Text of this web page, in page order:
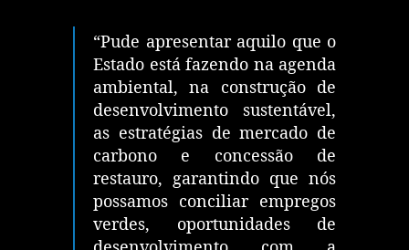
“Pude apresentar aquilo que o
Estado está fazendo na agenda
ambiental, na construção de
desenvolvimento sustentável,
as estratégias de mercado de
carbono e concessão de
restauro, garantindo que nós
possamos conciliar empregos
verdes, oportunidades de